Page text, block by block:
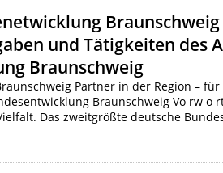
und Tätigkeiten des
Braunschweig
Partner in der Region –
Braunschweig Vo rw o
Das zweitgrößte deutsche